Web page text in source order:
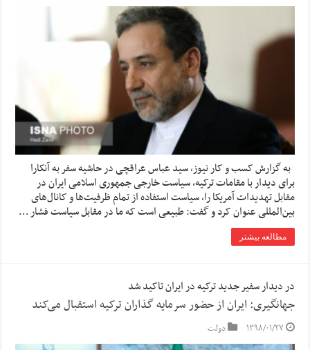
به گزارش کسب و کار نیوز، سید عباس عراقچی در حاشیه سفر به آنکارا
برای دیدار با مقامات ترکیه، سیاست خارجی جمهوری اسلامی ایران در
مقابل تهدیدات آمریکا را، سیاست استفاده از تمام ظرفیت‌ها و کانال‌های
بین‌المللی عنوان کرد و گفت: طبیعی است که ما در مقابل سیاست فشار …
مطالعه بیشتر
در دیدار سفیر جدید ترکیه در ایران تاکید شد
جهانگیری: ایران از حضور سرمایه گذاران ترکیه استقبال می‌کند
۱۳۹۸/۰۱/۲۷ دولت